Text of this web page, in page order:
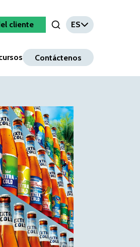
cliente
Open Search Input
ES
Contáctenos